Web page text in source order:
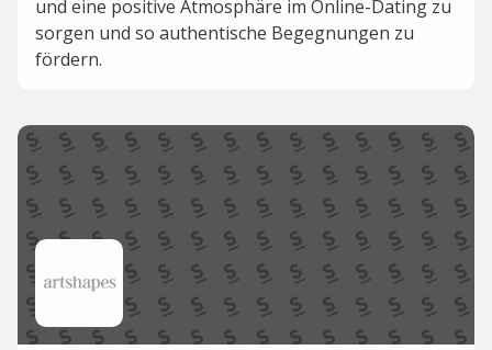
und eine positive Atmosphäre im Online-Dating zu
sorgen und so authentische Begegnungen zu
fördern.